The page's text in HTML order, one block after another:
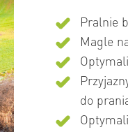
Pralnie
Magle
do